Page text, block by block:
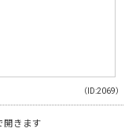
（ID:2069）
開きます